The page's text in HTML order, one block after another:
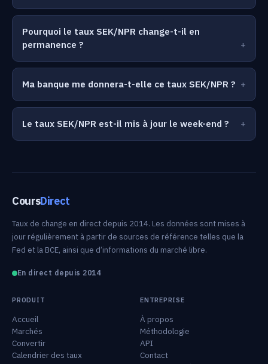
Pourquoi le taux SEK/NPR change-t-il en
permanence ?
Ma banque me donnera-t-elle ce taux SEK/NPR ?
Le taux SEK/NPR est-il mis à jour le week-end ?
CoursDirect
Taux de change en direct depuis 2014. Les données sont mises à
jour régulièrement à partir de sources de référence telles que la
Fed et la BCE, ainsi que d’informations du marché libre.
En direct depuis 2014
PRODUIT
Accueil
Marchés
Convertir
Calendrier des taux
ENTREPRISE
À propos
Méthodologie
API
Contact